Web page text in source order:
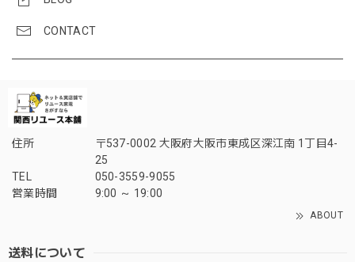
CONTACT
住所
〒537-0002 大阪府大阪市東成区深江南 1丁目4-
25
TEL
050-3559-9055
営業時間
9:00 ～ 19:00
ABOUT
送料について